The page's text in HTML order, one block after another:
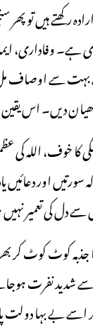
رکھتے ہیں تو
وفاداری،
سے اوصاف
دھیان
کا خوف،
اور دعائیں یاد
دل کی تعمیر
کوٹ کوٹ کر
شدید نفرت
بے بہا دولت